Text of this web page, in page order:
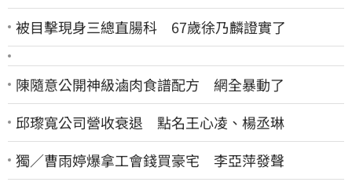
被目擊現身三總直腸科 67歲徐乃麟證實了
陳隨意公開神級滷肉食譜配方 網全暴動了
邱瓈寬公司營收衰退 點名王心凌、楊丞琳
獨／曹雨婷爆拿工會錢買豪宅 李亞萍發聲